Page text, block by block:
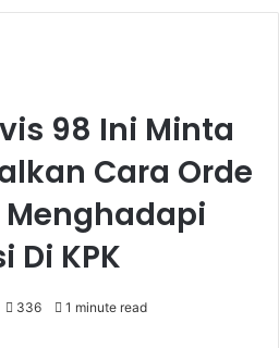
98 Ini Minta
Cara Orde
Di KPK
336 1 minute read